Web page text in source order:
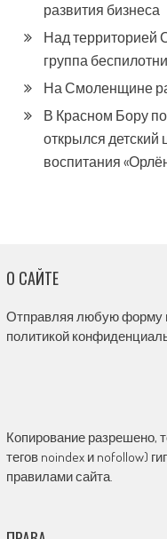
развития бизнеса
Над территорией
группа
На Смоленщине
В Красном Бору
открылся детский
воспитания
О САЙТЕ
Отправляя любую форму
политикой
Копирование разрешено,
тегов noindex и nofollow)
правилами сайта.